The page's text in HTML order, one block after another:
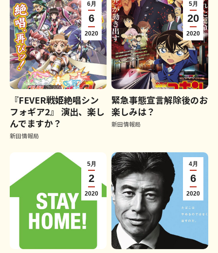
6月
6
2020
『FEVER戦姫絶唱シン
フォギア2』 演出、楽し
んでますか？
新田情報局
5月
20
2020
緊急事態宣言解除後のお
楽しみは？
新田情報局
5月
2
2020
4月
6
2020